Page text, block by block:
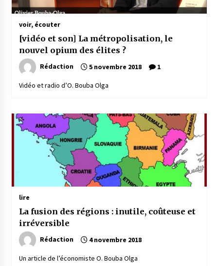
voir, écouter
[vidéo et son] La métropolisation, le
nouvel opium des élites ?
Rédaction 5 novembre 2018 1
Vidéo et radio d’O. Bouba Olga
lire
La fusion des régions : inutile, coûteuse et
irréversible
Rédaction 4 novembre 2018
Un article de l’économiste O. Bouba Olga